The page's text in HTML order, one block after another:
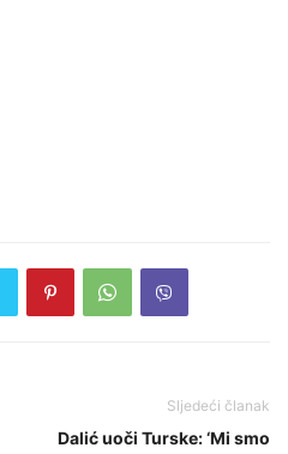
Sljedeći članak
Dalić uoči Turske: ‘Mi smo